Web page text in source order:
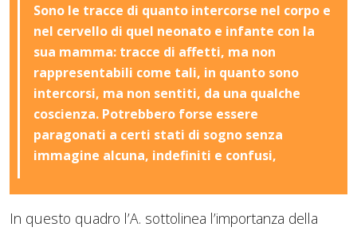
Sono le tracce di quanto intercorse nel corpo e
nel cervello di quel neonato e infante con la
sua mamma: tracce di affetti, ma non
rappresentabili come tali, in quanto sono
intercorsi, ma non sentiti, da una qualche
coscienza. Potrebbero forse essere
paragonati a certi stati di sogno senza
immagine alcuna, indefiniti e confusi,
In questo quadro l’A. sottolinea l’importanza della